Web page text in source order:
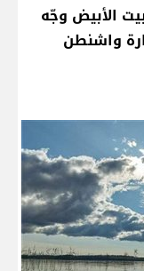
الأبيض وجّه
واشنطن